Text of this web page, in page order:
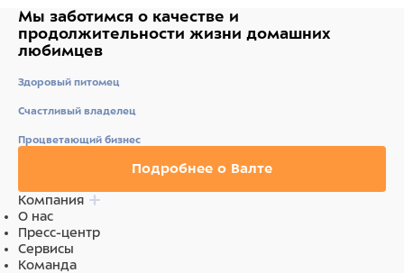
если игрушка повреждена, чтобы исключить
травмирование питомца. Убедитесь, что выбранная
вами игрушка подходит по размеру и темпераменту
вашей собаки. Не подлежит обязательной
Состав
Ткань/Полиэстер
Мы заботимся о качестве и
продолжительности жизни домашних
любимцев
Здоровый питомец
Счастливый владелец
Процветающий бизнес
Подробнее о Валте
Компания
О нас
Пресс-центр
Сервисы
Команда